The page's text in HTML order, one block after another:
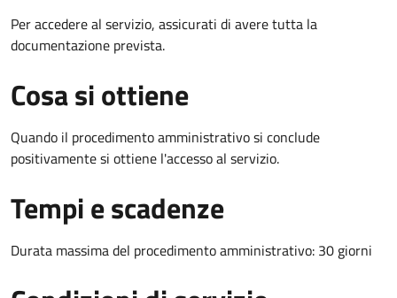
Per accedere al servizio, assicurati di avere tutta la
documentazione prevista.
Cosa si ottiene
Quando il procedimento amministrativo si conclude
positivamente si ottiene l'accesso al servizio.
Tempi e scadenze
Durata massima del procedimento amministrativo: 30 giorni